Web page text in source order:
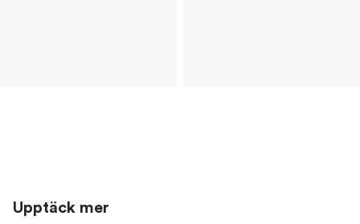
Upptäck mer